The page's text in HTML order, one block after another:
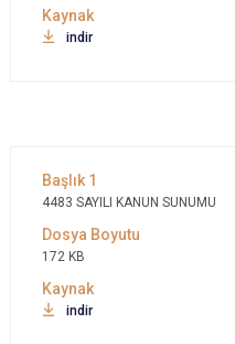
indir
4483 SAYILI KANUN SUNUMU
172 KB
indir